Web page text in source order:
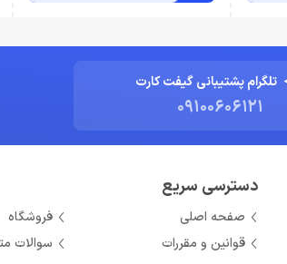
تلگرام پشتیبانی گیفت کارت
09100606121
دسترسی سریع
صفحه اصلی
فروشگاه
قوانین و مقررات
سوالات